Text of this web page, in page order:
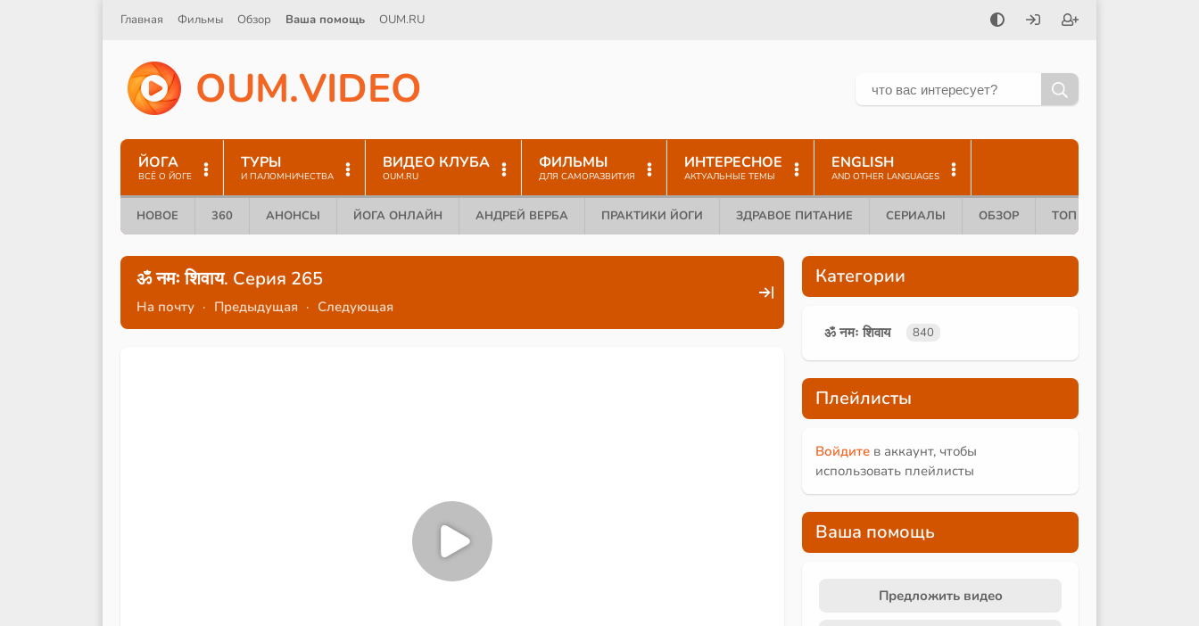
Главная Фильмы Обзор Ваша помощь OUM.RU
OUM.VIDEO
ЙОГА
ВСЁ О ЙОГЕ
ТУРЫ
И ПАЛОМНИЧЕСТВА
ВИДЕО КЛУБА
OUM.RU
ФИЛЬМЫ
ДЛЯ САМОРАЗВИТИЯ
ИНТЕРЕСНОЕ
АКТУАЛЬНЫЕ ТЕМЫ
ENGLISH
AND OTHER LANGUAGES
НОВОЕ 360 АНОНСЫ ЙОГА ОНЛАЙН АНДРЕЙ ВЕРБА ПРАКТИКИ ЙОГИ ЗДРАВОЕ ПИТАНИЕ СЕРИАЛЫ ОБЗОР ТОП 10
ॐ नमः शिवाय. Серия 265
На почту · Предыдущая · Следующая
Категории
ॐ नमः शिवाय 840
Плейлисты
Войдите в аккаунт, чтобы
использовать плейлисты
Ваша помощь
Предложить видео